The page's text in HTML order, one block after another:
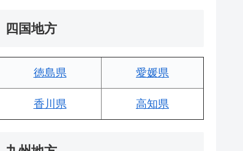
四国地方
徳島県 愛媛県
香川県 高知県